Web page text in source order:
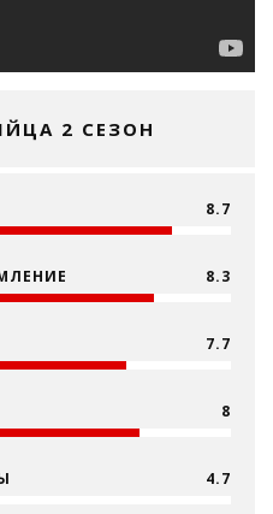
2 СЕЗОН
8.7
8.3
7.7
8
4.7